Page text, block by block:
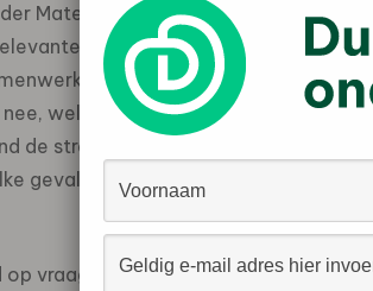
Materie (FOM), Programma
exporttransacties (ORET),
Nederland Oost!Europa en
welke gevolgen zal dat voor die
de strekking van de motie
gevallen een boete kan worden
vraag 5 afleiden dat de bedrijven